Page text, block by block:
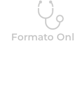
Formato